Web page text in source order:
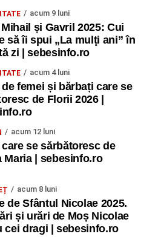
acum 9 luni
și Gavril 2025: Cui
să îi spui „La mulţi ani” în
zi | sebesinfo.ro
acum 4 luni
de femei și bărbați care se
de Florii 2026 |
acum 12 luni
care se sărbătoresc de
Maria | sebesinfo.ro
acum 8 luni
de Sfântul Nicolae 2025.
și urări de Moș Nicolae
cei dragi | sebesinfo.ro